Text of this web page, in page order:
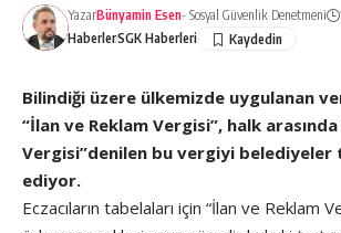
YazarBünyamin Esen- Sosyal Güvenlik Denetmeni
HaberlerSGK Haberleri
Bilindiği üzere ülkemizde uygulanan
“İlan ve Reklam Vergisi”, halk
Vergisi”denilen bu vergiyi
ediyor.
Eczacıların tabelaları için “İlan ve Reklam